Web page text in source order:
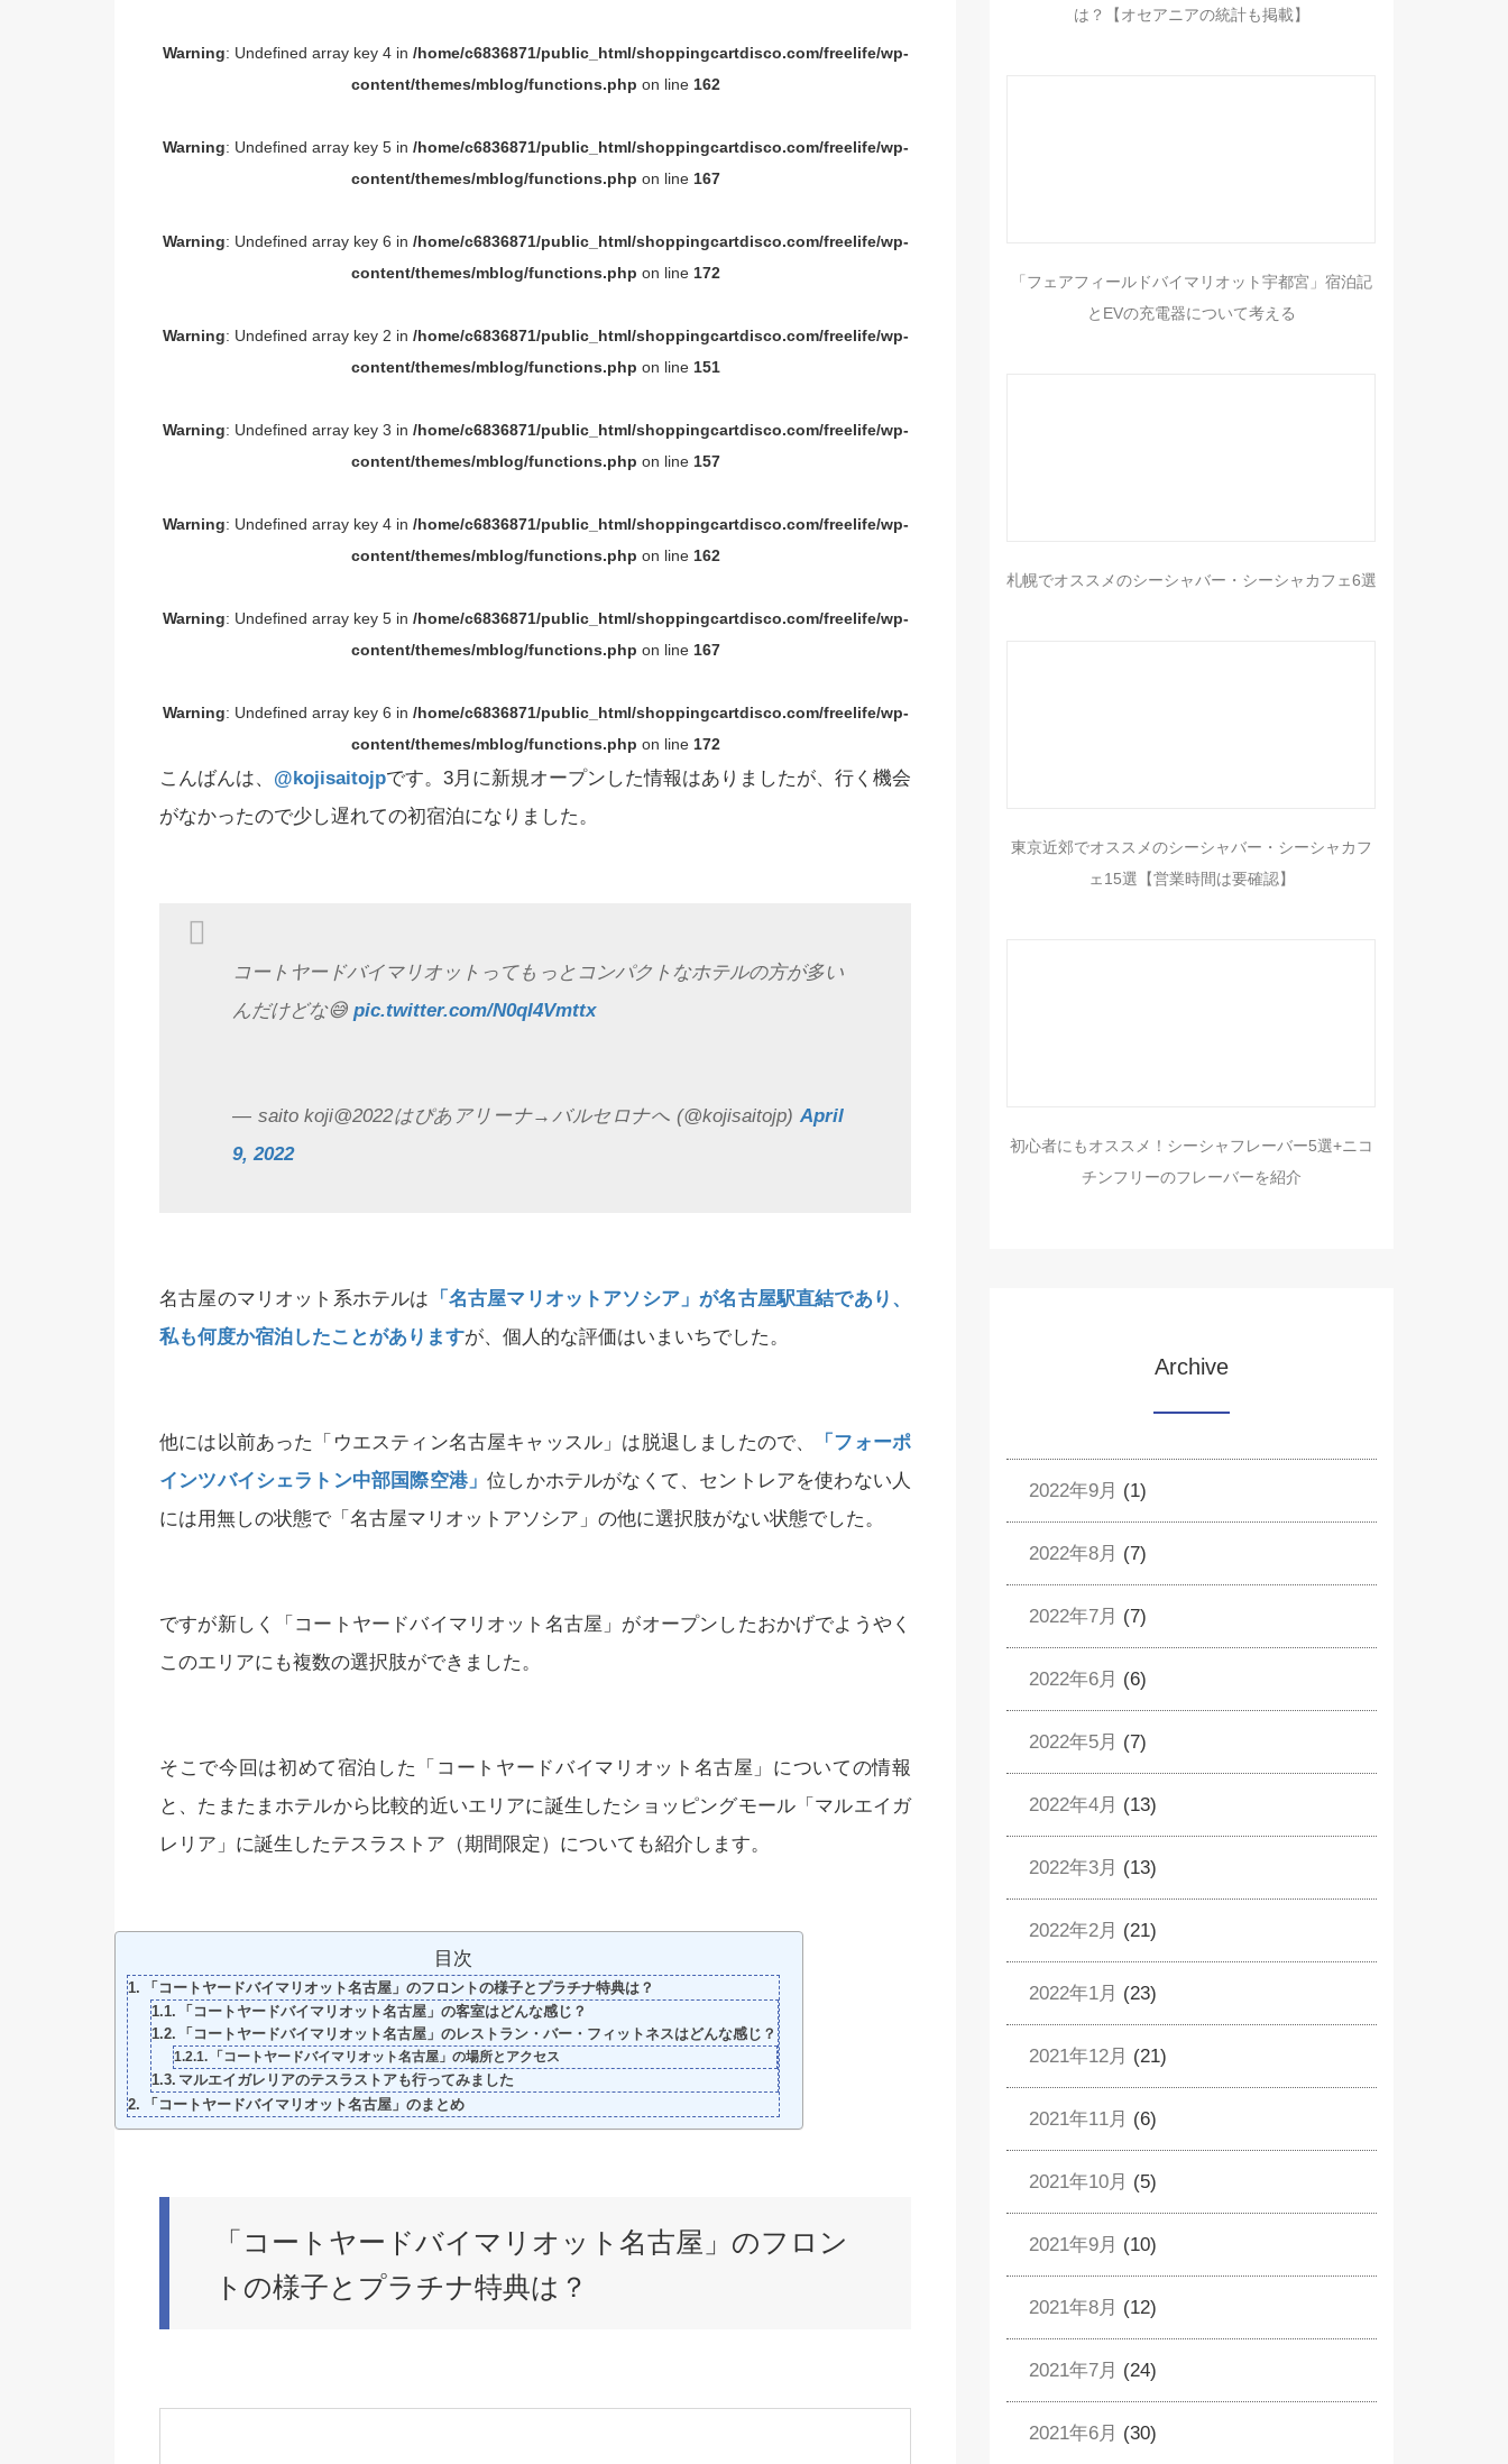
Warning: Undefined array key 4 in /home/c6836871/public_html/shoppingcartdisco.com/freelife/wp-
content/themes/mblog/functions.php on line 162
Warning: Undefined array key 5 in /home/c6836871/public_html/shoppingcartdisco.com/freelife/wp-
content/themes/mblog/functions.php on line 167
Warning: Undefined array key 6 in /home/c6836871/public_html/shoppingcartdisco.com/freelife/wp-
content/themes/mblog/functions.php on line 172
Warning: Undefined array key 2 in /home/c6836871/public_html/shoppingcartdisco.com/freelife/wp-
content/themes/mblog/functions.php on line 151
Warning: Undefined array key 3 in /home/c6836871/public_html/shoppingcartdisco.com/freelife/wp-
content/themes/mblog/functions.php on line 157
Warning: Undefined array key 4 in /home/c6836871/public_html/shoppingcartdisco.com/freelife/wp-
content/themes/mblog/functions.php on line 162
Warning: Undefined array key 5 in /home/c6836871/public_html/shoppingcartdisco.com/freelife/wp-
content/themes/mblog/functions.php on line 167
Warning: Undefined array key 6 in /home/c6836871/public_html/shoppingcartdisco.com/freelife/wp-
content/themes/mblog/functions.php on line 172
こんばんは、 @kojisaitojpです。3月に新規オープンした情報はありましたが、行く機会
がなかったので少し遅れての初宿泊になりました。
コートヤードバイマリオットってもっとコンパクトなホテルの方が多い
んだけどな😅 pic.twitter.com/N0qI4Vmttx
— saito koji@2022はぴあアリーナ→バルセロナへ (@kojisaitojp) April
9, 2022
名古屋のマリオット系ホテルは 「名古屋マリオットアソシア」が名古屋駅直結であり、
私も何度か宿泊したことがありますが、個人的な評価はいまいちでした。
他には以前あった「ウエスティン名古屋キャッスル」は脱退しましたので、
「フォーポ
インツバイシェラトン中部国際空港」位しかホテルがなくて、セントレアを使わない人
には用無しの状態で「名古屋マリオットアソシア」の他に選択肢がない状態でした。
ですが新しく「コートヤードバイマリオット名古屋」がオープンしたおかげでようやく
このエリアにも複数の選択肢ができました。
そこで今回は初めて宿泊した「コートヤードバイマリオット名古屋」についての情報
と、たまたまホテルから比較的近いエリアに誕生したショッピングモール「マルエイガ
レリア」に誕生したテスラストア（期間限定）についても紹介します。
目次
「コートヤードバイマリオット名古屋」のフロントの様子とプラチナ特典は？
「コートヤードバイマリオット名古屋」の客室はどんな感じ？
「コートヤードバイマリオット名古屋」のレストラン・バー・フィットネスはどんな感じ？
「コートヤードバイマリオット名古屋」の場所とアクセス
マルエイガレリアのテスラストアも行ってみました
「コートヤードバイマリオット名古屋」のまとめ
「コートヤードバイマリオット名古屋」のフロン
トの様子とプラチナ特典は？
は？【オセアニアの統計も掲載】
「フェアフィールドバイマリオット宇都宮」宿泊記
とEVの充電器について考える
札幌でオススメのシーシャバー・シーシャカフェ6選
東京近郊でオススメのシーシャバー・シーシャカフ
ェ15選【営業時間は要確認】
初心者にもオススメ！シーシャフレーバー5選+ニコ
チンフリーのフレーバーを紹介
Archive
2022年9月 (1)
2022年8月 (7)
2022年7月 (7)
2022年6月 (6)
2022年5月 (7)
2022年4月 (13)
2022年3月 (13)
2022年2月 (21)
2022年1月 (23)
2021年12月 (21)
2021年11月 (6)
2021年10月 (5)
2021年9月 (10)
2021年8月 (12)
2021年7月 (24)
2021年6月 (30)